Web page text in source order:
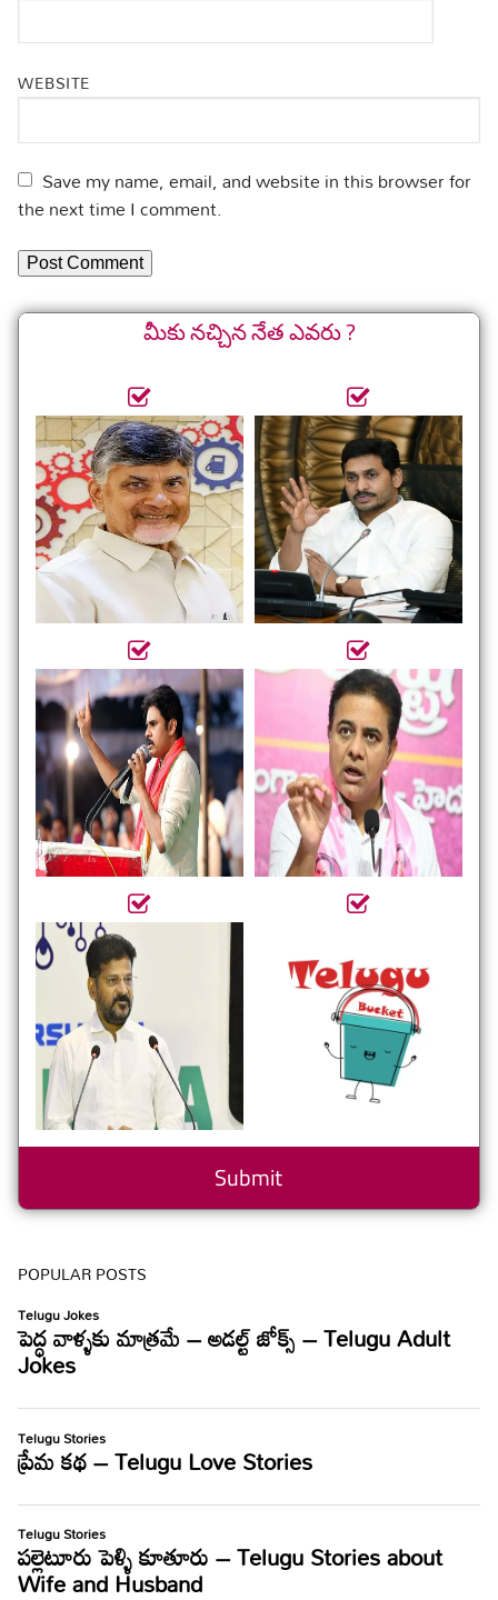
WEBSITE
Save my name, email, and website in this browser for
the next time I comment.
మీకు నచ్చిన నేత ఎవరు ?
POPULAR POSTS